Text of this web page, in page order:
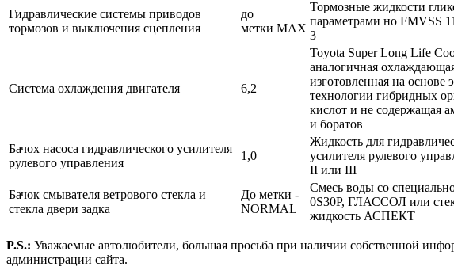
Гидравлические системы приводов
тормозов и выключения сцепления
до
метки МАХ
Тормозные жидкости
параметрами но FMVSS
3
Система охлаждения двигателя 6,2
Toyota Super Long Life
аналогичная
изготовленная на основе
технологии гибридных
кислот и не содержащая
и боратов
Бачох насоса гидравлического усилителя
рулевого управления
1,0
Жидкость для
усилителя рулевого
II или III
Бачок смывателя ветрового стекла и
стекла двери задка
До метки -
NORMAL
Смесь воды со
0S30P, ГЛАССОЛ или
жидкость АСПЕКТ
P.S.: Уважаемые автолюбители, большая просьба при наличии собственной
администрации сайта.